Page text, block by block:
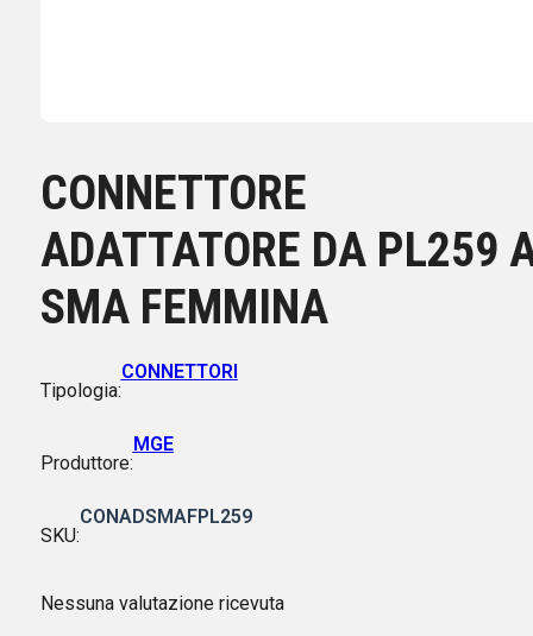
CONNETTORE
ADATTATORE DA PL259
SMA FEMMINA
Tipologia:
CONNETTORI
Produttore:
MGE
SKU:
CONADSMAFPL259
Nessuna valutazione ricevuta